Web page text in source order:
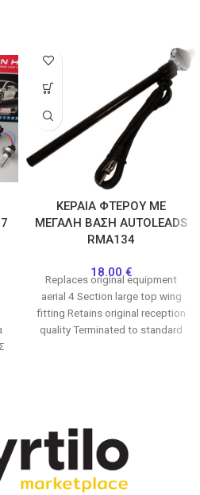
ΚΕΡΑΙΑ ΦΤΕΡΟΥ ΜΕ
ΜΕΓΑΛΗ ΒΑΣΗ AUTOLEADS
RMA134
18.00€
Replaces original equipment
aerial 4 Section large top wing
fitting Retains original reception
quality Terminated to standard